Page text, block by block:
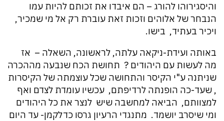
והיסגירוהו להורג – הם איבדו את זכותם להיות עמו
הנבחר של אלוהים וזכות זאת עוברת רק אל מי שמכיר,
ויכיר בעתיד, בישו.
באותה ועידת-ניקאה עלתה, לראשונה, השאלה – אז
מה לעשות עם היהודים ? תחושת הכח שנבעה מההכרה
שניתנה ע"י הקיסר והתחושה שכל עוצמתה של הקיסרות
, שעד-כה הופנתה לרדיפתם, עכשיו עומדת לצדם ואף
למצוותם, הביאה למחשבה שיש לנצר את כל היהודים
ומי שיסרב יושמד. מתנגדי הרעיון גרסו כדלקמן- עד היום